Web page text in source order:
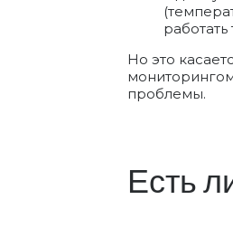
Но это
проблемы.
Есть